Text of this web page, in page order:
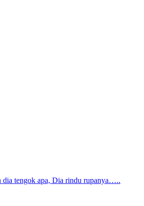
dia tengok apa, Dia rindu rupanya…..